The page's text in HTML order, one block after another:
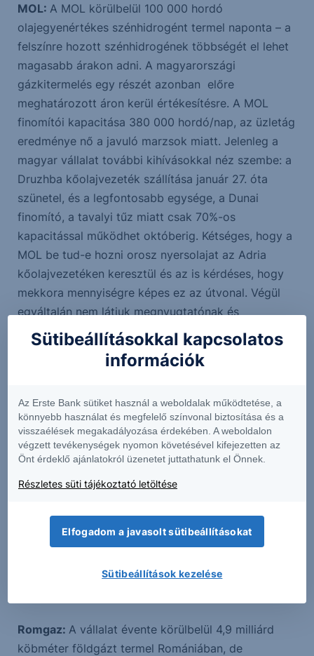
MOL: A MOL körülbelül 100 000 hordó
olajegyenértékes szénhidrogént termel naponta – a
felszínre hozott szénhidrogének többségét el lehet
magasabb árakon adni. A magyarországi
gázkitermelés egy részét azonban előre
meghatározott áron kerül értékesítésre. A MOL
finomítói kapacitása 380 000 hordó/nap, az üzletág
eredménye nő a javuló marzsok miatt. Jelenleg a
magyar vállalat további kihívásokkal néz szembe: a
Druzhba kőolajvezeték szállítása január 27. óta
szünetel, és a legfontosabb egysége, a Dunai
finomító, a tavalyi tűz miatt csak 70%-os
kapacitással működhet októberig. Kétséges, hogy a
MOL be tud-e hozni orosz nyersolajat az Adria
kőolajvezetéken keresztül és az is kérdéses, hogy
mekkora mennyiségre képes ez az útvonal. Végül
egyáltalán nem látjuk megnyugtatónak és
biztosnak, hogy a Barátság vezeték újra tud-e
indulni. Az olcsó orosz kőolajhoz pedig egyelőre
csak a Barátságon keresztül tud a vállalat jutni,
kőolajat átengedni rendszerein.
OMV Petrom:A román vállalat napi 100 000 hordó
olajegyenértékes kőolajat és földgázt termel, a cég
a Petrobrazi finomítót üzemelteti 90 000
szabályozás alapján a földgáz eladási árát
várhatóan 110 RON/MWh-ban rögzítik a háztartások
2027. április 1.). Az új Neptun Deep fekete-tengeri
Romgaz: A vállalat évente körülbelül 4,9 milliárd
köbméter földgázt termel Romániában, de
Sütibeállításokkal kapcsolatos
információk
Az Erste Bank sütiket használ a weboldalak működtetése, a
könnyebb használat és megfelelő színvonal biztosítása és a
visszaélések megakadályozása érdekében. A weboldalon
végzett tevékenységek nyomon követésével kifejezetten az
Önt érdeklő ajánlatokról üzenetet juttathatunk el Önnek.
Részletes süti tájékoztató letöltése
Elfogadom a javasolt sütibeállításokat
Sütibeállítások kezelése